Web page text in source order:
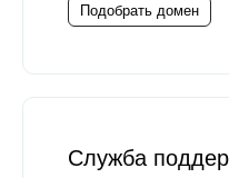
Подобрать домен
Служба